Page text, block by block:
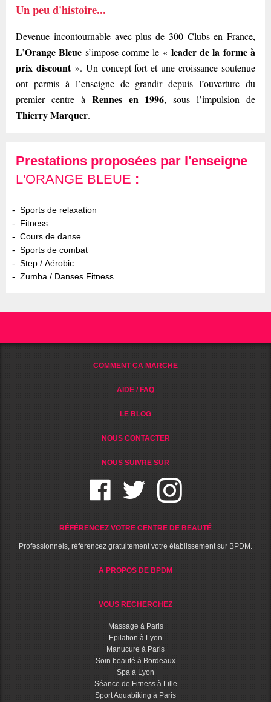
Un peu d'histoire...
Devenue incontournable avec plus de 300 Clubs en France,
L’Orange Bleue s’impose comme le « leader de la forme à
prix discount». Un concept fort et une croissance soutenue
ont permis à l’enseigne de grandir depuis l’ouverture du
premier centre à Rennes en 1996, sous l’impulsion de
Thierry Marquer.
Prestations proposées par l'enseigne
L'ORANGE BLEUE :
Sports de relaxation
Fitness
Cours de danse
Sports de combat
Step / Aérobic
Zumba / Danses Fitness
COMMENT ÇA MARCHE
AIDE / FAQ
LE BLOG
NOUS CONTACTER
NOUS SUIVRE SUR
RÉFÉRENCEZ VOTRE CENTRE DE BEAUTÉ
Professionnels, référencez gratuitement votre établissement sur BPDM.
A PROPOS DE BPDM
VOUS RECHERCHEZ
Massage à Paris
Epilation à Lyon
Manucure à Paris
Soin beauté à Bordeaux
Spa à Lyon
Séance de Fitness à Lille
Sport Aquabiking à Paris